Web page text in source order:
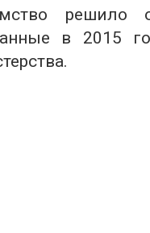
решило
в 2015